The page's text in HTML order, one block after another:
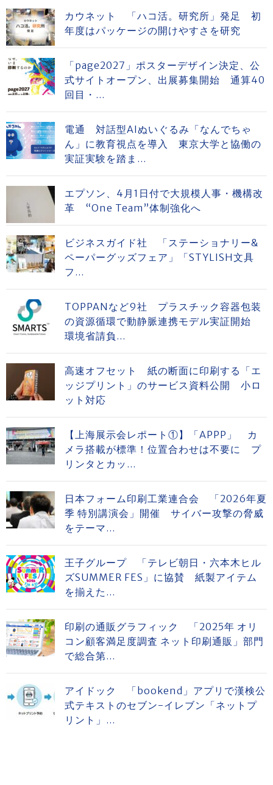
カウネット 「ハコ活。研究所」発足 初
年度はパッケージの開けやすさを研究
「page2027」ポスターデザイン決定、公
式サイトオープン、出展募集開始 通算40
回目・...
電通 対話型AIぬいぐるみ「なんでちゃ
ん」に教育視点を導入 東京大学と協働の
実証実験を踏ま...
エプソン、4月1日付で大規模人事・機構改
革 “One Team”体制強化へ
ビジネスガイド社 「ステーショナリー&
ペーパーグッズフェア」「STYLISH文具
フ...
TOPPANなど9社 プラスチック容器包装
の資源循環で動静脈連携モデル実証開始
環境省請負...
高速オフセット 紙の断面に印刷する「エ
ッジプリント」のサービス資料公開 小ロ
ット対応
【上海展示会レポート①】「APPP」 カ
メラ搭載が標準！位置合わせは不要に プ
リンタとカッ...
日本フォーム印刷工業連合会 「2026年夏
季 特別講演会」開催 サイバー攻撃の脅威
をテーマ...
王子グループ 「テレビ朝日・六本木ヒル
ズSUMMER FES」に協賛 紙製アイテム
を揃えた...
印刷の通販グラフィック 「2025年 オリ
コン顧客満足度調査 ネット印刷通販」部門
で総合第...
アイドック 「bookend」アプリで漢検公
式テキストのセブン-イレブン「ネットプ
リント」...